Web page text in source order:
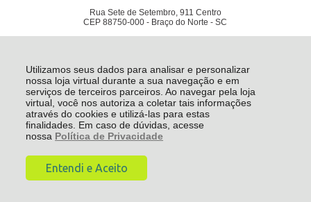
Utilizamos seus dados para analisar e personalizar
nossa loja virtual durante a sua navegação e em
serviços de terceiros parceiros. Ao navegar pela loja
virtual, você nos autoriza a coletar tais informações
através do cookies e utilizá-las para estas
finalidades. Em caso de dúvidas, acesse
nossa Política de Privacidade
Entendi e Aceito
Rua Sete de Setembro, 911 Centro
CEP 88750-000 - Braço do Norte - SC